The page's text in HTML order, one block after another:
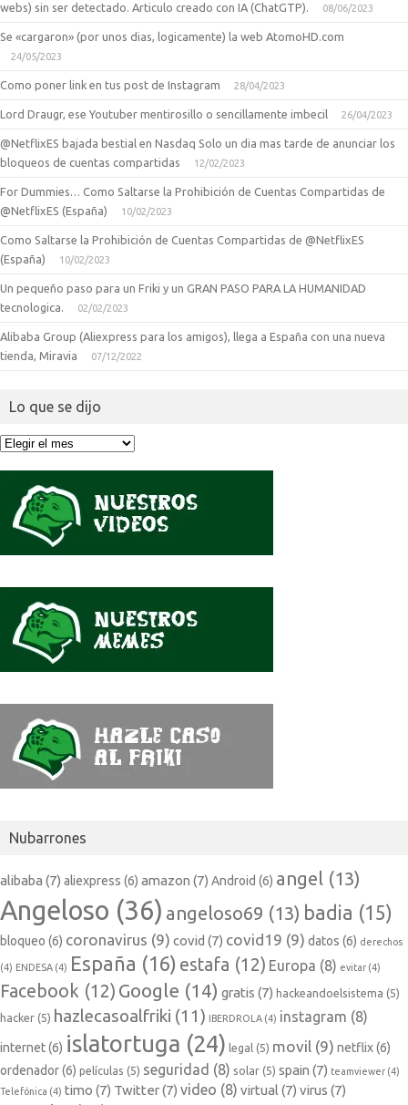
webs) sin ser detectado. Articulo creado con IA (ChatGTP).
08/06/2023
Se «cargaron» (por unos dias, logicamente) la web AtomoHD.com
24/05/2023
Como poner link en tus post de Instagram 28/04/2023
Lord Draugr, ese Youtuber mentirosillo o sencillamente imbecil 26/04/2023
@NetflixES bajada bestial en Nasdaq Solo un dia mas tarde de anunciar los
bloqueos de cuentas compartidas
12/02/2023
For Dummies… Como Saltarse la Prohibición de Cuentas Compartidas de
@NetflixES (España)
10/02/2023
Como Saltarse la Prohibición de Cuentas Compartidas de @NetflixES
(España)
10/02/2023
Un pequeño paso para un Friki y un GRAN PASO PARA LA HUMANIDAD
tecnologica.
02/02/2023
Alibaba Group (Aliexpress para los amigos), llega a España con una nueva
tienda, Miravia
07/12/2022
Lo que se dijo
Lo
Nubarrones
alibaba (7) aliexpress (6) amazon (7) Android (6) angel (13)
Angeloso (36) angeloso69 (13) badia (15)
bloqueo (6) coronavirus (9) covid (7) covid19 (9) datos (6) derechos
(4) ENDESA (4) España (16) estafa (12) Europa (8) evitar (4)
Facebook (12) Google (14) gratis (7) hackeandoelsistema (5)
hacker (5) hazlecasoalfriki (11) IBERDROLA (4) instagram (8)
internet(6) islatortuga (24) legal (5) movil (9) netflix(6)
ordenador(6) películas (5) seguridad (8) solar (5) spain (7) teamviewer (4)
Telefónica (4) timo (7) Twitter(7) video (8) virtual (7) virus (7)